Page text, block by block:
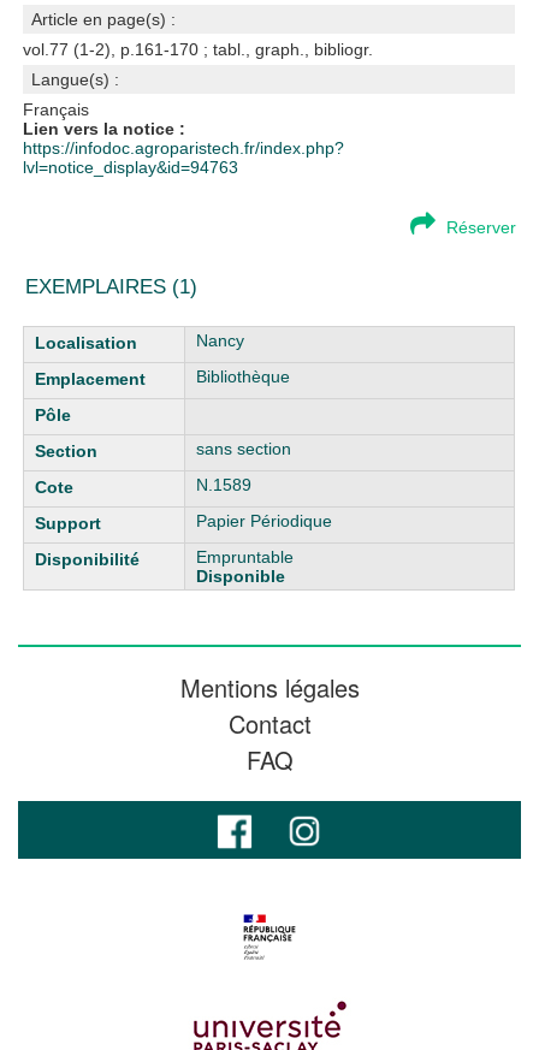
Article en page(s) :
vol.77 (1-2), p.161-170 ; tabl., graph., bibliogr.
Langue(s) :
Français
Lien vers la notice :
https://infodoc.agroparistech.fr/index.php?
lvl=notice_display&id=94763
Réserver
EXEMPLAIRES (1)
Liste des exemplaires
Nancy
Bibliothèque
sans section
N.1589
Papier Périodique
Empruntable
Disponible
Mentions légales
Contact
FAQ